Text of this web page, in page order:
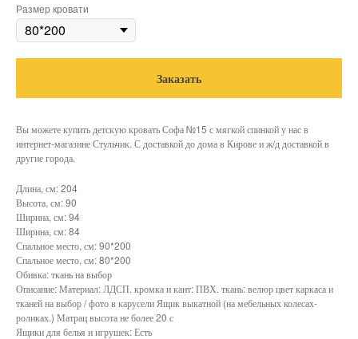
Размер кровати
Заказать
Вы можете купить детскую кровать Софа №15 с мягкой спинкой у нас в
интернет-магазине Стульчик. С доставкой до дома в Кирове и ж/д доставкой в
другие города.
Длина, см: 204
Высота, см: 90
Ширина, см: 94
Ширина, см: 84
Спальное место, см: 90*200
Спальное место, см: 80*200
Обивка: ткань на выбор
Описание: Материал: ЛДСП. кромка и кант: ПВХ. ткань: велюр цвет каркаса и
тканей на выбор / фото в карусели Ящик выкатной (на мебельных колесах-
роликах.) Матрац высота не более 20 с
Ящики для белья и игрушек: Есть